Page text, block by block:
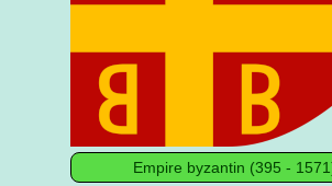
Empire byzantin (395 -